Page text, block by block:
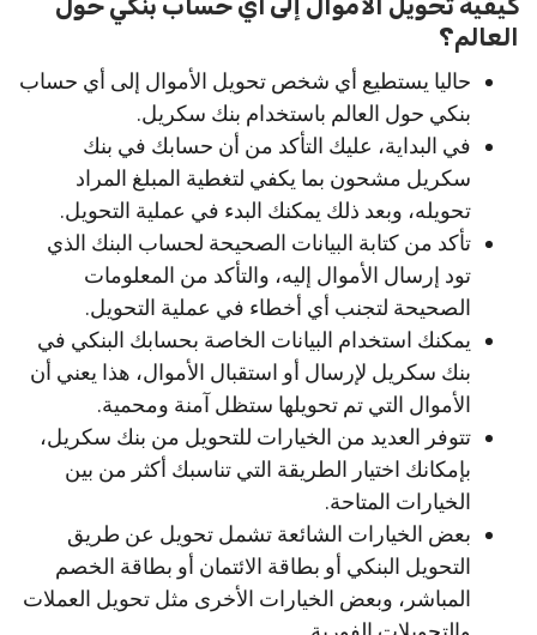
العالم؟
حاليا يستطيع أي شخص تحويل الأموال إلى أي حساب
بنكي حول العالم باستخدام بنك سكريل.
في البداية، عليك التأكد من أن حسابك في بنك
سكريل مشحون بما يكفي لتغطية المبلغ المراد
تحويله، وبعد ذلك يمكنك البدء في عملية التحويل.
تأكد من كتابة البيانات الصحيحة لحساب البنك الذي
تود إرسال الأموال إليه، والتأكد من المعلومات
الصحيحة لتجنب أي أخطاء في عملية التحويل.
يمكنك استخدام البيانات الخاصة بحسابك البنكي في
بنك سكريل لإرسال أو استقبال الأموال، هذا يعني أن
الأموال التي تم تحويلها ستظل آمنة ومحمية.
تتوفر العديد من الخيارات للتحويل من بنك سكريل،
بإمكانك اختيار الطريقة التي تناسبك أكثر من بين
الخيارات المتاحة.
بعض الخيارات الشائعة تشمل تحويل عن طريق
التحويل البنكي أو بطاقة الائتمان أو بطاقة الخصم
المباشر، وبعض الخيارات الأخرى مثل تحويل العملات